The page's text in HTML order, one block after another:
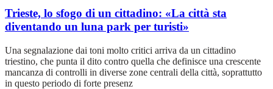
Trieste, lo sfogo di un cittadino: «La città sta
diventando un luna park per turisti»
Una segnalazione dai toni molto critici arriva da un cittadino
triestino, che punta il dito contro quella che definisce una crescente
mancanza di controlli in diverse zone centrali della città, soprattutto
in questo periodo di forte presenz